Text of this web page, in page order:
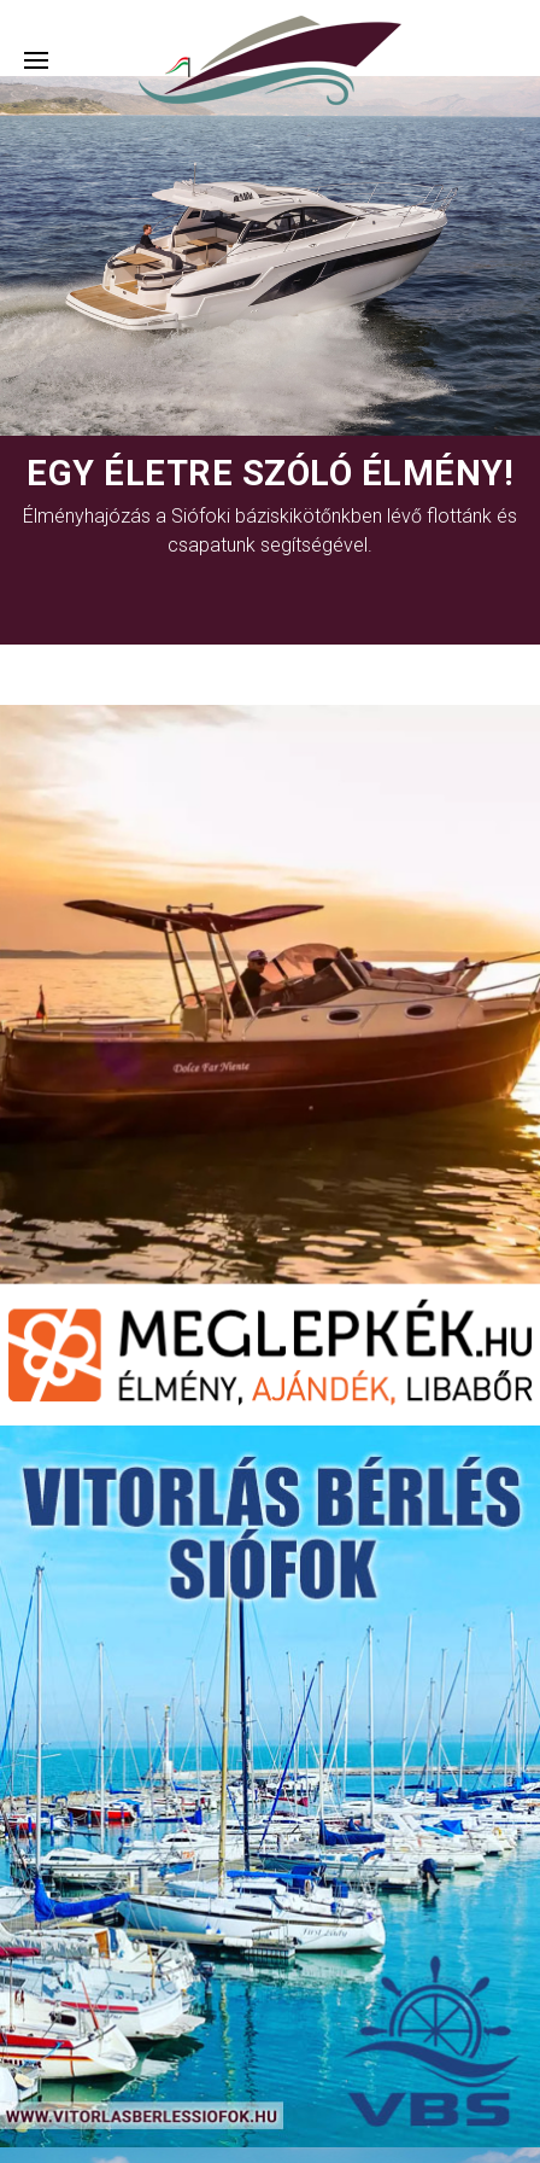
EGY ÉLETRE SZÓLÓ ÉLMÉNY!
Élményhajózás a Siófoki báziskikötőnkben lévő flottánk és
csapatunk segítségével.